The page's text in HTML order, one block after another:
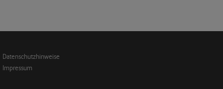
Datenschutzhinweise
Impressum